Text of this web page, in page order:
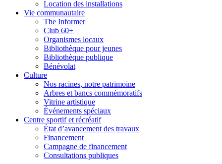
Location des installations
Vie communautaire
The Informer
Club 60+
Organismes locaux
Bibliothèque pour jeunes
Bibliothèque publique
Bénévolat
Culture
Nos racines, notre patrimoine
Arbres et bancs commémoratifs
Vitrine artistique
Événements spéciaux
Centre sportif et récréatif
État d’avancement des travaux
Financement
Campagne de financement
Consultations publiques